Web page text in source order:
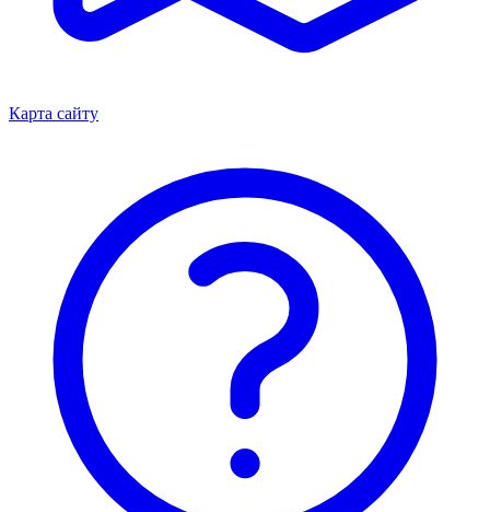
Карта сайту